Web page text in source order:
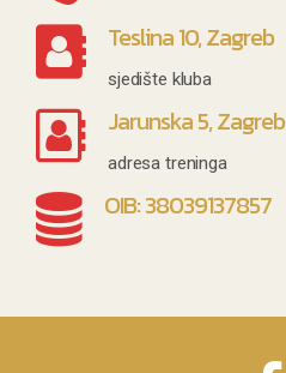
Teslina 10, Zagreb
sjedište kluba
Jarunska 5, Zagreb
adresa treninga
OIB: 38039137857